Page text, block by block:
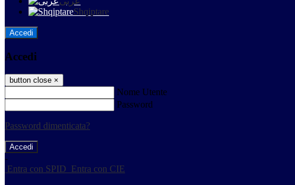
Shqiptare
Accedi
Accedi
button close ×
Nome Utente
Password
Password dimenticata?
-
Entra con SPID Entra con CIE